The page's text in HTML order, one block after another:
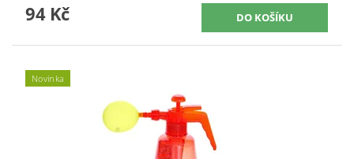
94 Kč
Novinka